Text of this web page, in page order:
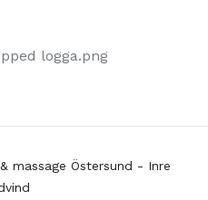
massage Östersund - Inre